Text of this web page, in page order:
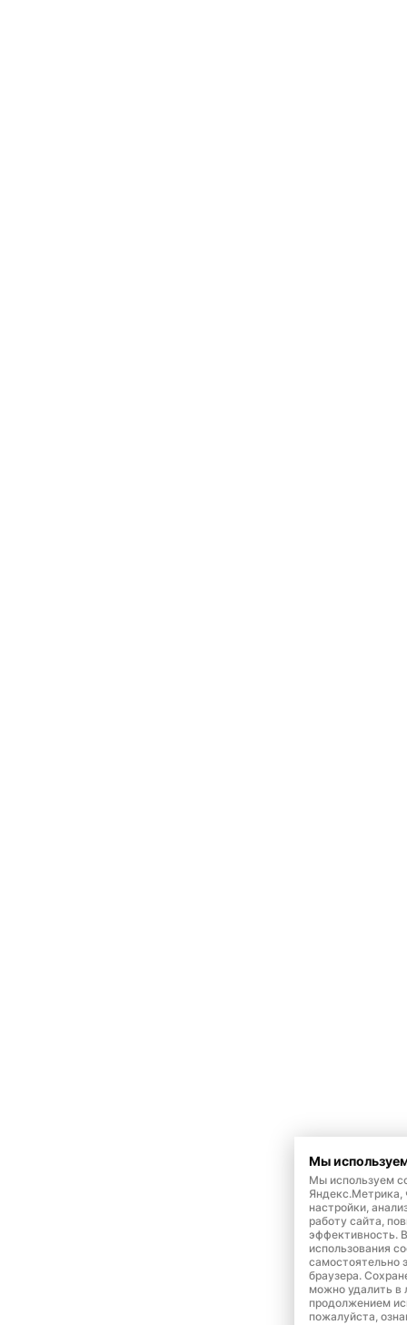
Мы
Мы используем
Яндекс.Метрика,
настройки,
работу сайта,
эффективность.
использования
самостоятельно
браузера.
можно удалить в
продолжением
пожалуйста,